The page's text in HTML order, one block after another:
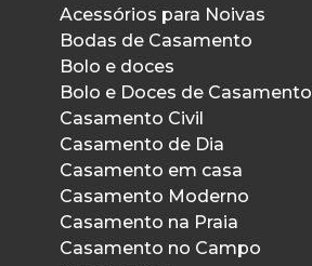
Acessórios para Noivas
Bodas de Casamento
Bolo e doces
Bolo e Doces de Casamento
Casamento Civil
Casamento de Dia
Casamento em casa
Casamento Moderno
Casamento na Praia
Casamento no Campo